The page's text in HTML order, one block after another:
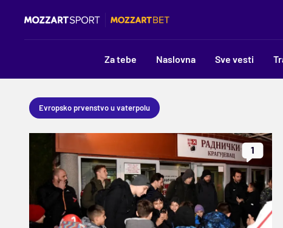
Za tebe Naslovna Sve vesti
Evropsko prvenstvo u vaterpolu
1